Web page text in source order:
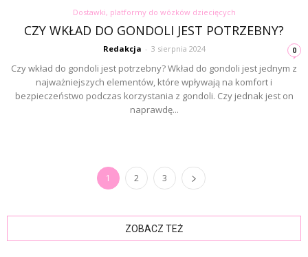
Dostawki, platformy do wózków dziecięcych
CZY WKŁAD DO GONDOLI JEST POTRZEBNY?
Redakcja - 3 sierpnia 2024 0
Czy wkład do gondoli jest potrzebny? Wkład do gondoli jest jednym z
najważniejszych elementów, które wpływają na komfort i
bezpieczeństwo podczas korzystania z gondoli. Czy jednak jest on
naprawdę...
1 2 3
ZOBACZ TEŻ